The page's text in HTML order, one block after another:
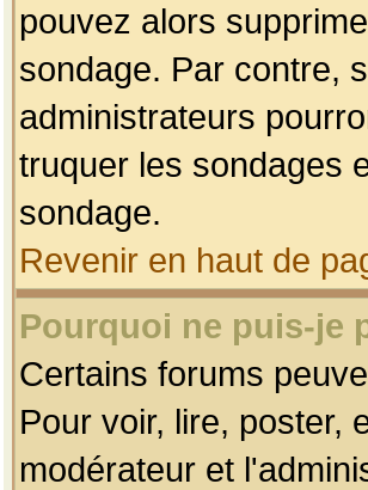
pouvez alors
sondage. Par contre,
administrateurs
truquer les sondages
sondage.
Revenir en haut de
Pourquoi ne puis-je
Certains forums
Pour voir, lire, poster,
modérateur et